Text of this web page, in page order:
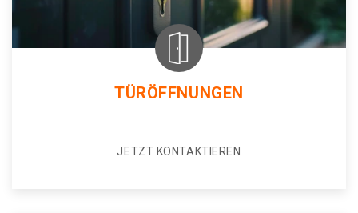
TÜRÖFFNUNGEN
JETZT KONTAKTIEREN